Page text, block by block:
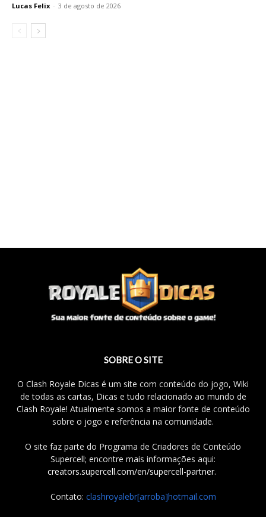
Lucas Felix - 3 de agosto de 2026
SOBRE O SITE
O Clash Royale Dicas é um site com conteúdo do jogo, Wiki
de todas as cartas, Dicas e tudo relacionado ao mundo de
Clash Royale! Atualmente somos a maior fonte de conteúdo
sobre o jogo e referência na comunidade.
O site faz parte do Programa de Criadores de Conteúdo
Supercell; encontre mais informações aqui:
creators.supercell.com/en/supercell-partner.
Contato: clashroyalebr[arroba]hotmail.com